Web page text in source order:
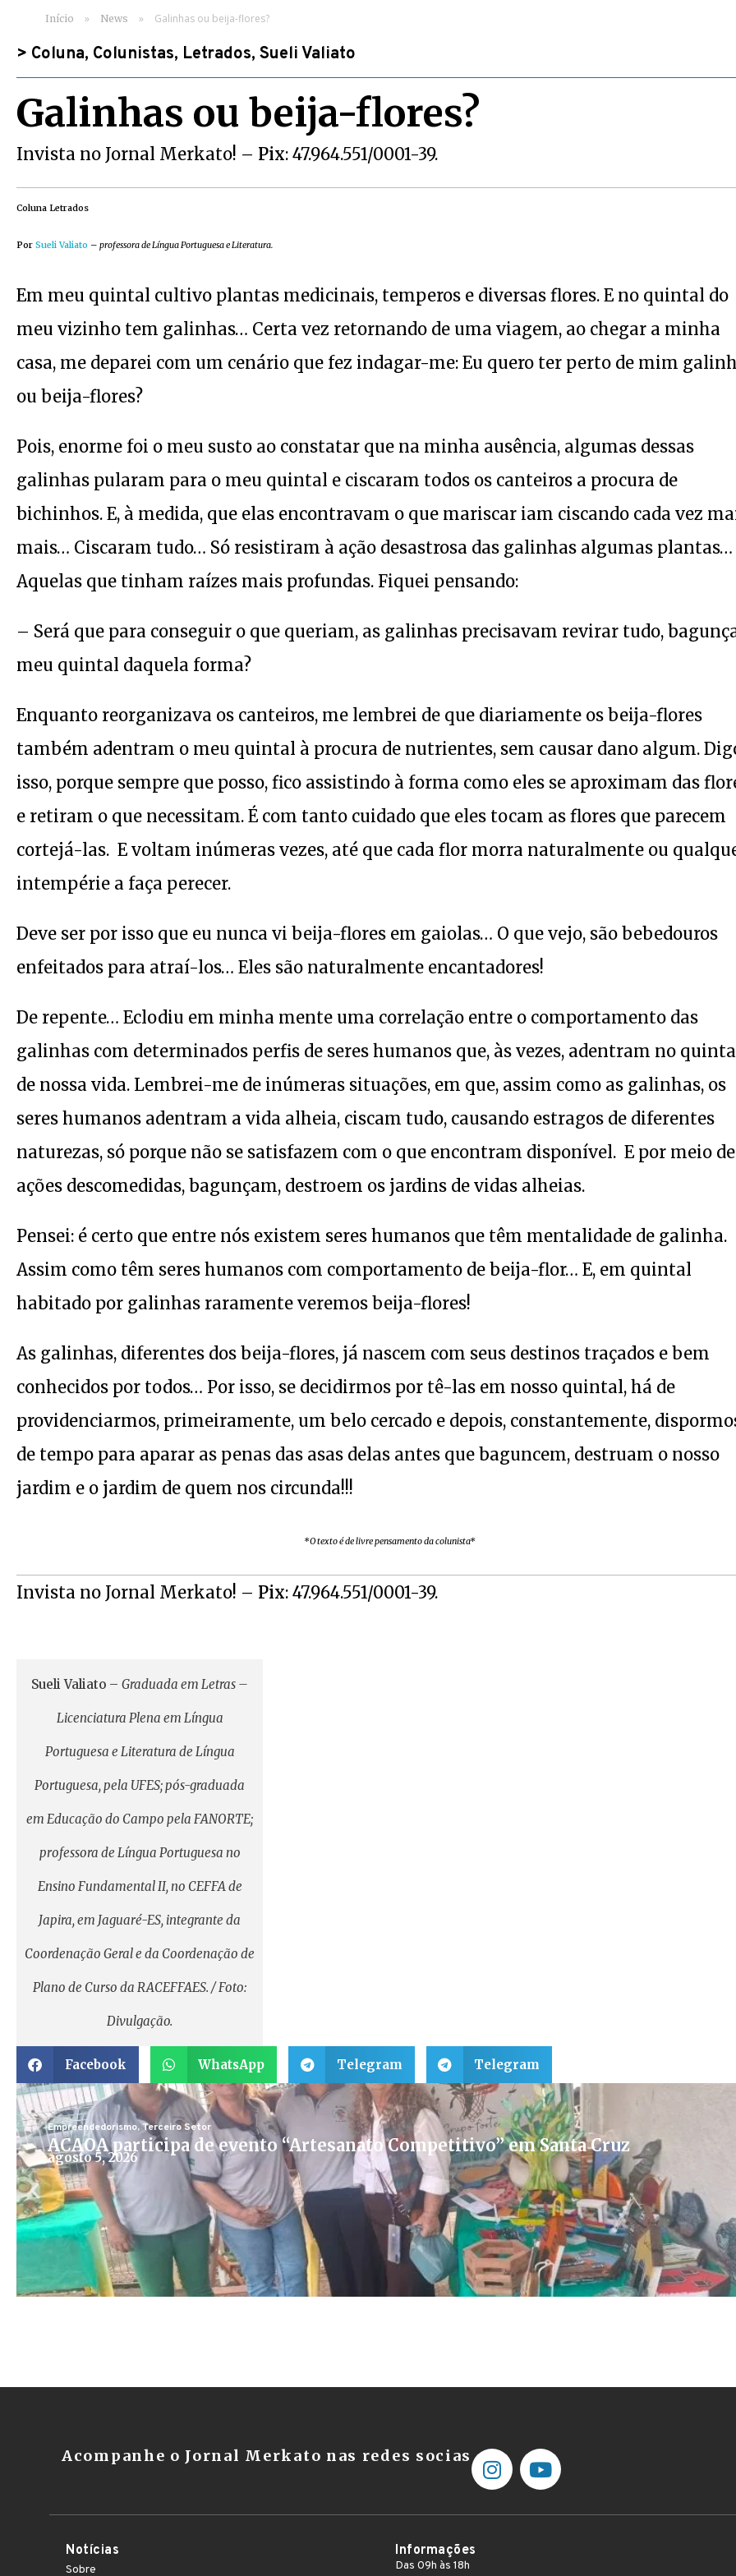
Início » News » Galinhas ou beija-flores?
> Coluna, Colunistas, Letrados, Sueli Valiato
Galinhas ou beija-flores?
Invista no Jornal Merkato! – Pix: 47.964.551/0001-39.
Coluna Letrados
Por Sueli Valiato – professora de Língua Portuguesa e Literatura.
Em meu quintal cultivo plantas medicinais, temperos e diversas flores. E no quintal do
meu vizinho tem galinhas… Certa vez retornando de uma viagem, ao chegar a minha
casa, me deparei com um cenário que fez indagar-me: Eu quero ter perto de mim
ou beija-flores?
Pois, enorme foi o meu susto ao constatar que na minha ausência, algumas dessas
galinhas pularam para o meu quintal e ciscaram todos os canteiros a procura de
bichinhos. E, à medida, que elas encontravam o que mariscar iam ciscando cada vez
mais… Ciscaram tudo… Só resistiram à ação desastrosa das galinhas algumas plantas…
Aquelas que tinham raízes mais profundas. Fiquei pensando:
– Será que para conseguir o que queriam, as galinhas precisavam revirar tudo,
meu quintal daquela forma?
Enquanto reorganizava os canteiros, me lembrei de que diariamente os beija-flores
também adentram o meu quintal à procura de nutrientes, sem causar dano algum.
isso, porque sempre que posso, fico assistindo à forma como eles se aproximam das
e retiram o que necessitam. É com tanto cuidado que eles tocam as flores que parecem
cortejá-las. E voltam inúmeras vezes, até que cada flor morra naturalmente ou
intempérie a faça perecer.
Deve ser por isso que eu nunca vi beija-flores em gaiolas… O que vejo, são bebedouros
enfeitados para atraí-los… Eles são naturalmente encantadores!
De repente… Eclodiu em minha mente uma correlação entre o comportamento das
galinhas com determinados perfis de seres humanos que, às vezes, adentram no
de nossa vida. Lembrei-me de inúmeras situações, em que, assim como as galinhas, os
seres humanos adentram a vida alheia, ciscam tudo, causando estragos de diferentes
naturezas, só porque não se satisfazem com o que encontram disponível. E por meio de
ações descomedidas, bagunçam, destroem os jardins de vidas alheias.
Pensei: é certo que entre nós existem seres humanos que têm mentalidade de galinha.
Assim como têm seres humanos com comportamento de beija-flor… E, em quintal
habitado por galinhas raramente veremos beija-flores!
As galinhas, diferentes dos beija-flores, já nascem com seus destinos traçados e bem
conhecidos por todos… Por isso, se decidirmos por tê-las em nosso quintal, há de
providenciarmos, primeiramente, um belo cercado e depois, constantemente,
de tempo para aparar as penas das asas delas antes que baguncem, destruam o nosso
jardim e o jardim de quem nos circunda!!!
*O texto é de livre pensamento da colunista*
Invista no Jornal Merkato! – Pix: 47.964.551/0001-39.
Sueli Valiato – Graduada em Letras –
Licenciatura Plena em Língua
Portuguesa e Literatura de Língua
Portuguesa, pela UFES; pós-graduada
em Educação do Campo pela FANORTE;
professora de Língua Portuguesa no
Ensino Fundamental II, no CEFFA de
Japira, em Jaguaré-ES, integrante da
Coordenação Geral e da Coordenação de
Plano de Curso da RACEFFAES. / Foto:
Divulgação.
Facebook WhatsApp Telegram Telegram
Empreendedorismo,Terceiro Setor
ACAOA participa de evento “Artesanato Competitivo” em Santa Cruz
agosto 5, 2026
Acompanhe o Jornal Merkato nas redes socias
Notícias
Sobre
Informações
Das 09h às 18h